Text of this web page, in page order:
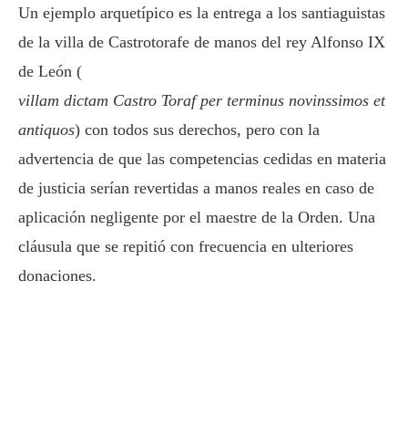
Un ejemplo arquetípico es la entrega a los santiaguistas
de la villa de Castrotorafe de manos del rey Alfonso IX
de León (
villam dictam Castro Toraf per terminus novinssimos et
antiquos) con todos sus derechos, pero con la
advertencia de que las competencias cedidas en materia
de justicia serían revertidas a manos reales en caso de
aplicación negligente por el maestre de la Orden. Una
cláusula que se repitió con frecuencia en ulteriores
donaciones.